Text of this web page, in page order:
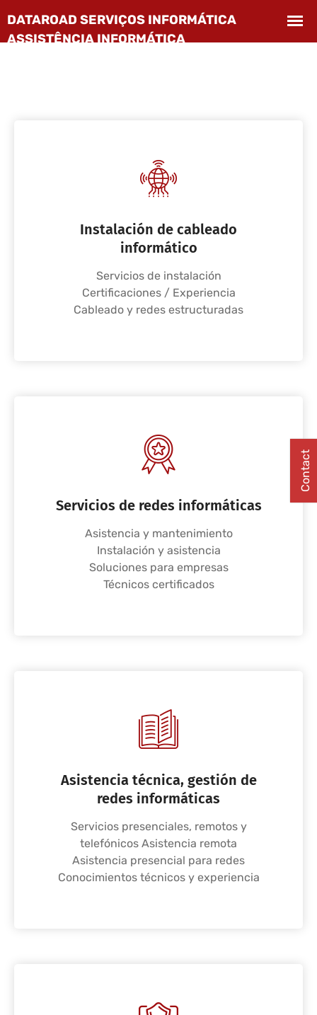
Instalación de cableado
informático
Servicios de instalación
Certificaciones / Experiencia
Cableado y redes estructuradas
Servicios de redes informáticas
Asistencia y mantenimiento
Instalación y asistencia
Soluciones para empresas
Técnicos certificados
Asistencia técnica, gestión de
redes informáticas
Servicios presenciales, remotos y
telefónicos Asistencia remota
Asistencia presencial para redes
Conocimientos técnicos y experiencia
Contact